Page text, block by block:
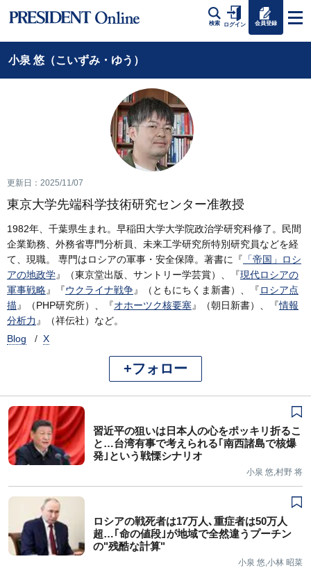
検索 ログイン 会員登録
小泉 悠（こいずみ・ゆう）
更新日：2025/11/07
東京大学先端科学技術研究センター准教授
1982年、千葉県生まれ。早稲田大学大学院政治学研究科修了。民間
企業勤務、外務省専門分析員、未来工学研究所特別研究員などを経
て、現職。 専門はロシアの軍事・安全保障。著書に『 「帝国」ロシ
アの地政学』（東京堂出版、サントリー学芸賞）、『現代ロシアの
軍事戦略』『ウクライナ戦争』（ともにちくま新書）、『ロシア点
描』（PHP研究所）、『オホーツク核要塞』（朝日新書）、『情報
分析力 』（祥伝社）など。
Blog
X
+フォロー
習近平の狙いは日本人の心をポッキリ折るこ
と…台湾有事で考えられる｢南西諸島で核爆
発｣という戦慄シナリオ
小泉 悠,村野 将
ロシアの戦死者は17万人､重症者は50万人
超…｢命の値段｣が地域で全然違うプーチン
の"残酷な計算"
小泉 悠,小林 昭菜